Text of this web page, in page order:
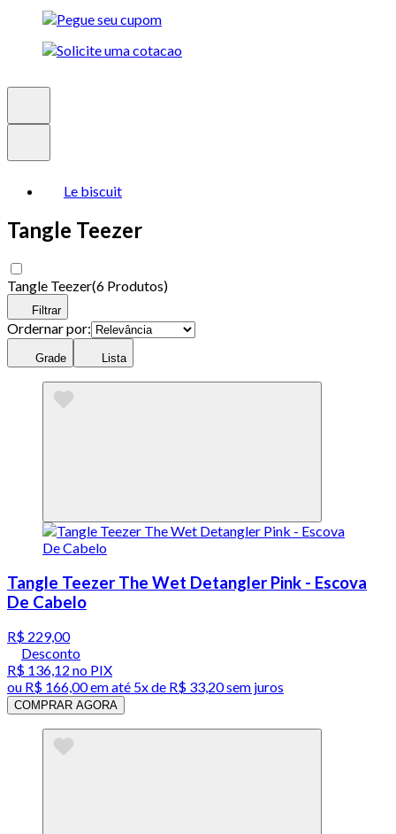
Le biscuit
Tangle Teezer
Tangle Teezer(6 Produtos)
Filtrar
Ordernar por:
Grade Lista
Tangle Teezer The Wet Detangler Pink - Escova
De Cabelo
R$ 229,00
Desconto
R$ 136,12 no PIX
ou R$ 166,00em até 5x de R$ 33,20 sem juros
COMPRAR AGORA